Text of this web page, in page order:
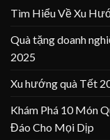
Tìm Hiểu Về Xu
Quà tặng doanh
2025
Xu hướng quà Tết
Khám Phá 10 Món
Đáo Cho Mọi Dịp